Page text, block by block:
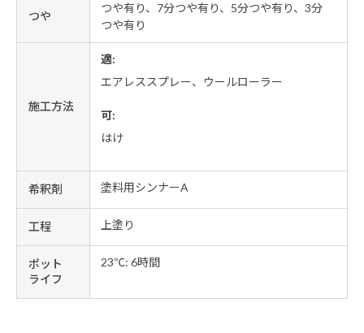
つや
つや有り、7分つや有り、5分つや有り、3分
つや有り
施工方法
適:
エアレススプレー、ウールローラー
可:
はけ
希釈剤 塗料用シンナーA
工程 上塗り
ポット
ライフ
23℃: 6時間